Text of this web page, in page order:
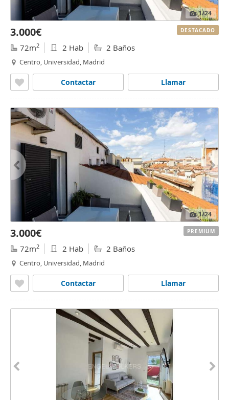
1/24
3.000€
72m2 2 Hab 2 Baños
Centro, Universidad, Madrid
Llamar
Contactar
DESTACADO
1/24
3.000€
72m2 2 Hab 2 Baños
Centro, Universidad, Madrid
Llamar
Contactar
PREMIUM